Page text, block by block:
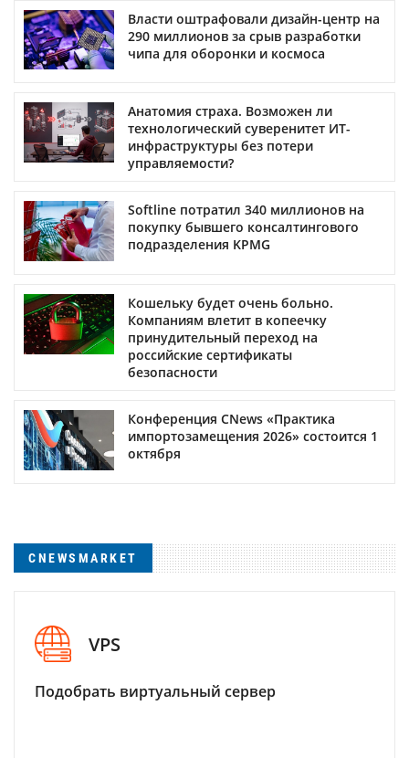
Власти оштрафовали дизайн-центр на
290 миллионов за срыв разработки
чипа для оборонки и космоса
Анатомия страха. Возможен ли
технологический суверенитет ИТ-
инфраструктуры без потери
управляемости?
Softline потратил 340 миллионов на
покупку бывшего консалтингового
подразделения KPMG
Кошельку будет очень больно.
Компаниям влетит в копеечку
принудительный переход на
российские сертификаты
безопасности
Конференция CNews «Практика
импортозамещения 2026» состоится 1
октября
CNEWSMARKET
VPS
Подобрать виртуальный сервер